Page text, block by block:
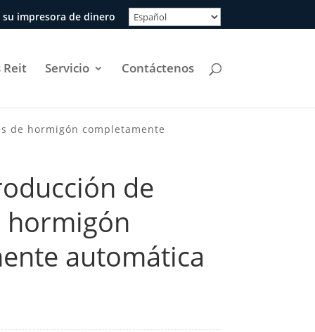
su impresora de dinero
Reit Servicio Contáctenos
de hormigón completamente
de
hormigón
automática